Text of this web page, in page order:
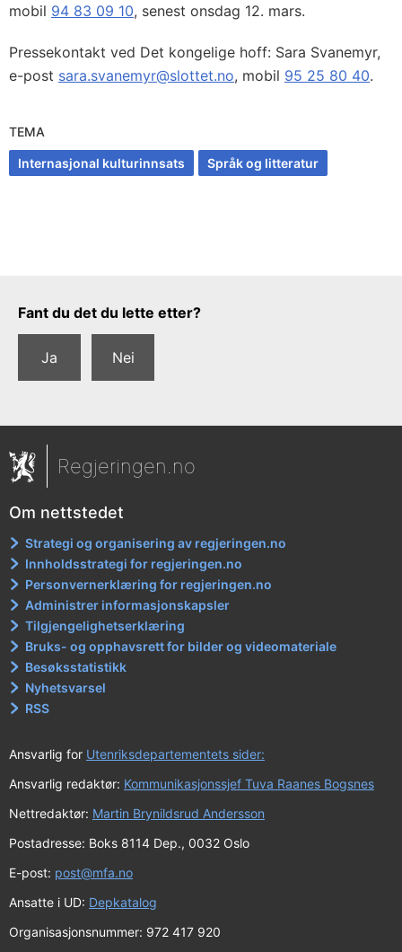
mobil 94 83 09 10, senest onsdag 12. mars.
Pressekontakt ved Det kongelige hoff: Sara Svanemyr,
e-post sara.svanemyr@slottet.no, mobil 95 25 80 40.
TEMA
Internasjonal kulturinnsats Språk og litteratur
Tilbakemeldingsskjema
Fant du det du lette etter?
Ja Nei
Regjeringen.no
Om nettstedet
Strategi og organisering av regjeringen.no
Innholdsstrategi for regjeringen.no
Personvernerklæring for regjeringen.no
Administrer informasjonskapsler
Tilgjengelighetserklæring
Bruks- og opphavsrett for bilder og videomateriale
Besøksstatistikk
Nyhetsvarsel
RSS
Ansvarlig for Utenriksdepartementets sider:
Ansvarlig redaktør: Kommunikasjonssjef Tuva Raanes Bogsnes
Nettredaktør: Martin Brynildsrud Andersson
Postadresse: Boks 8114 Dep., 0032 Oslo
E-post: post@mfa.no
Ansatte i UD: Depkatalog
Organisasjonsnummer: 972 417 920